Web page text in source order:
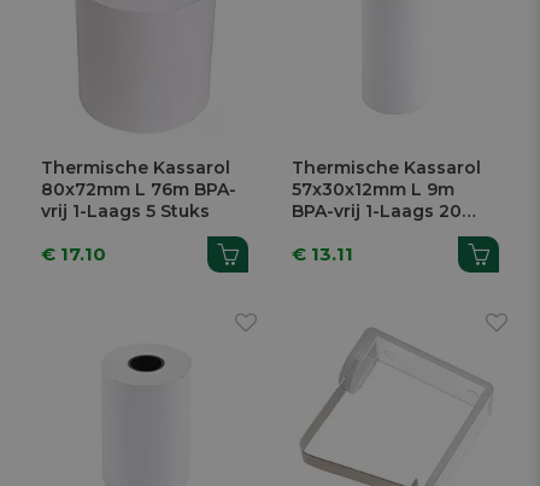
Thermische Kassarol
80x72mm L 76m BPA-
vrij 1-Laags 5 Stuks
€ 17.10
Thermische Kassarol
57x30x12mm L 9m
BPA-vrij 1-Laags 20
€ 13.11